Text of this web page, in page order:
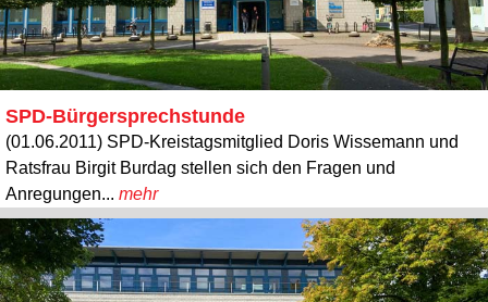
SPD-Bürgersprechstunde
(01.06.2011) SPD-Kreistagsmitglied Doris Wissemann und
Ratsfrau Birgit Burdag stellen sich den Fragen und
Anregungen... mehr